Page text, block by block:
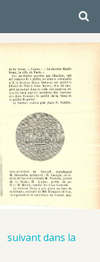
suivant dans la